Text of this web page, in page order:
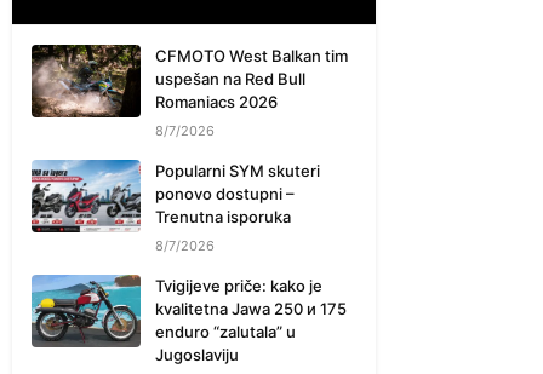
CFMOTO West Balkan tim
uspešan na Red Bull
Romaniacs 2026
8/7/2026
Popularni SYM skuteri
ponovo dostupni –
Trenutna isporuka
8/7/2026
Tvigijeve priče: kako je
kvalitetna Jawa 250 и 175
enduro “zalutala” u
Jugoslaviju